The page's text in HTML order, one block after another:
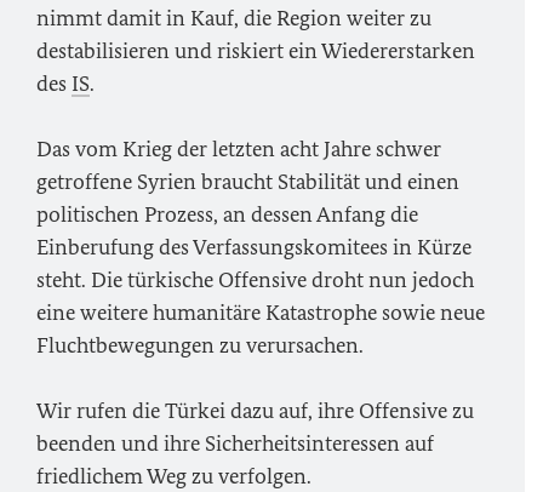
nimmt damit in Kauf, die Region weiter zu
destabilisieren und riskiert ein Wiedererstarken
des IS.
Das vom Krieg der letzten acht Jahre schwer
getroffene Syrien braucht Stabilität und einen
politischen Prozess, an dessen Anfang die
Einberufung des Verfassungskomitees in Kürze
steht. Die türkische Offensive droht nun jedoch
eine weitere humanitäre Katastrophe sowie neue
Fluchtbewegungen zu verursachen.
Wir rufen die Türkei dazu auf, ihre Offensive zu
beenden und ihre Sicherheitsinteressen auf
friedlichem Weg zu verfolgen.